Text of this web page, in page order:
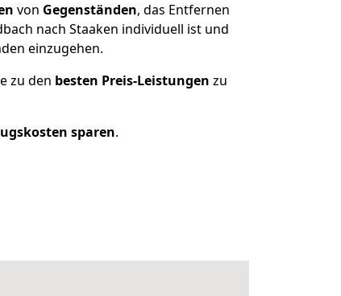
von Gegenständen, das Entfernen
nach Staaken individuell ist und
einzugehen.
zu den besten Preis-Leistungen zu
sparen.